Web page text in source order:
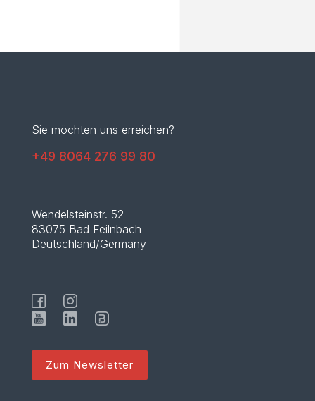
Sie möchten uns erreichen?
+49 8064 276 99 80
Wendelsteinstr. 52
83075 Bad Feilnbach
Deutschland/Germany
Zum Newsletter